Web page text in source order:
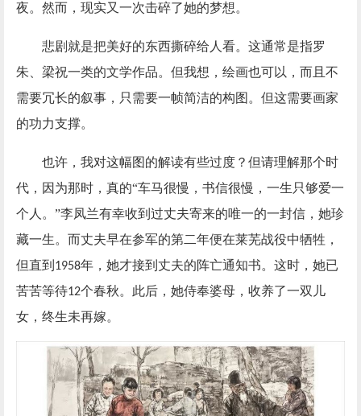
夜。然而，现实又一次击碎了她的梦想。
悲剧就是把美好的东西撕碎给人看。这通常是指罗
朱、梁祝一类的文学作品。但我想，绘画也可以，而且不
需要冗长的叙事，只需要一帧简洁的构图。但这需要画家
的功力支撑。
也许，我对这幅图的解读有些过度？但请理解那个时
代，因为那时，真的“车马很慢，书信很慢，一生只够爱一
个人。”李凤兰有幸收到过丈夫寄来的唯一的一封信，她珍
藏一生。而丈夫早在参军的第二年便在莱芜战役中牺牲，
但直到 1958年，她才接到丈夫的阵亡通知书。这时，她已
苦苦等待12个春秋。此后，她侍奉婆母，收养了一双儿
女，终生未再嫁。